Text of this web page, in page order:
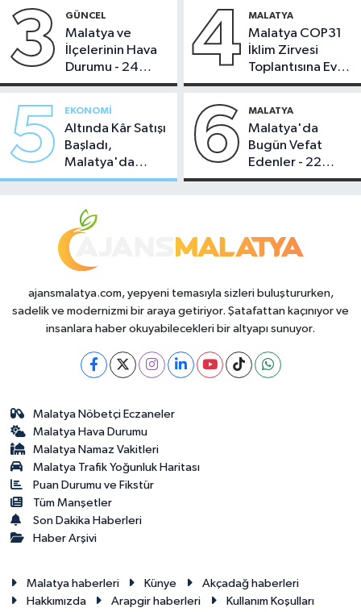
3 GÜNCEL
Malatya ve
İlçelerinin Hava
Durumu - 24
Temmuz 2026
4 MALATYA
Malatya COP31
İklim Zirvesi
Toplantısına Ev
Sahipliği Yaptı
5 EKONOMI
Altında Kâr Satışı
Başladı,
Malatya'da
Makas Ne
6 MALATYA
Malatya'da
Bugün Vefat
Edenler - 22
Temmuz 2026
ajansmalatya.com, yepyeni temasıyla sizleri buluştururken,
sadelik ve modernizmi bir araya getiriyor. Şatafattan kaçınıyor ve
insanlara haber okuyabilecekleri bir altyapı sunuyor.
Malatya Nöbetçi Eczaneler
Malatya Hava Durumu
Malatya Namaz Vakitleri
Malatya Trafik Yoğunluk Haritası
Puan Durumu ve Fikstür
Tüm Manşetler
Son Dakika Haberleri
Haber Arşivi
Malatya haberleri Künye
Akçadağ haberleri
Hakkımızda
Arapgir haberleri
Kullanım Koşulları